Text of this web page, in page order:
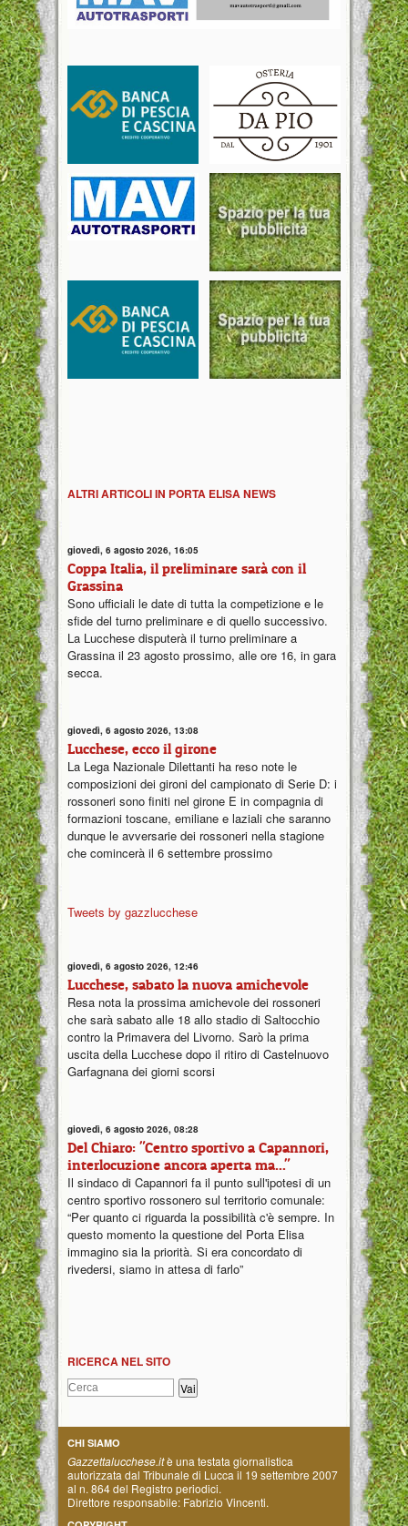
ALTRI ARTICOLI IN PORTA ELISA NEWS
giovedì, 6 agosto 2026, 16:05
Coppa Italia, il preliminare sarà con il
Grassina
Sono ufficiali le date di tutta la competizione e le
sfide del turno preliminare e di quello successivo.
La Lucchese disputerà il turno preliminare a
Grassina il 23 agosto prossimo, alle ore 16, in gara
secca.
giovedì, 6 agosto 2026, 13:08
Lucchese, ecco il girone
La Lega Nazionale Dilettanti ha reso note le
composizioni dei gironi del campionato di Serie D: i
rossoneri sono finiti nel girone E in compagnia di
formazioni toscane, emiliane e laziali che saranno
dunque le avversarie dei rossoneri nella stagione
che comincerà il 6 settembre prossimo
Tweets by gazzlucchese
giovedì, 6 agosto 2026, 12:46
Lucchese, sabato la nuova amichevole
Resa nota la prossima amichevole dei rossoneri
che sarà sabato alle 18 allo stadio di Saltocchio
contro la Primavera del Livorno. Sarò la prima
uscita della Lucchese dopo il ritiro di Castelnuovo
Garfagnana dei giorni scorsi
giovedì, 6 agosto 2026, 08:28
Del Chiaro: "Centro sportivo a Capannori,
interlocuzione ancora aperta ma..."
Il sindaco di Capannori fa il punto sull'ipotesi di un
centro sportivo rossonero sul territorio comunale:
“Per quanto ci riguarda la possibilità c'è sempre. In
questo momento la questione del Porta Elisa
immagino sia la priorità. Si era concordato di
rivedersi, siamo in attesa di farlo”
RICERCA NEL SITO
CHI SIAMO
Gazzettalucchese.itè una testata giornalistica
autorizzata dal Tribunale di Lucca il 19 settembre 2007
al n. 864 del Registro periodici.
Direttore responsabile: Fabrizio Vincenti.